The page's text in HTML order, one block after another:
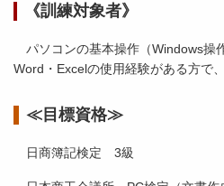
《訓練対象者》
パソコンの基本操作（Windows操
Word・Excelの使用経験がある方で
≪目標資格≫
日商簿記検定 3級